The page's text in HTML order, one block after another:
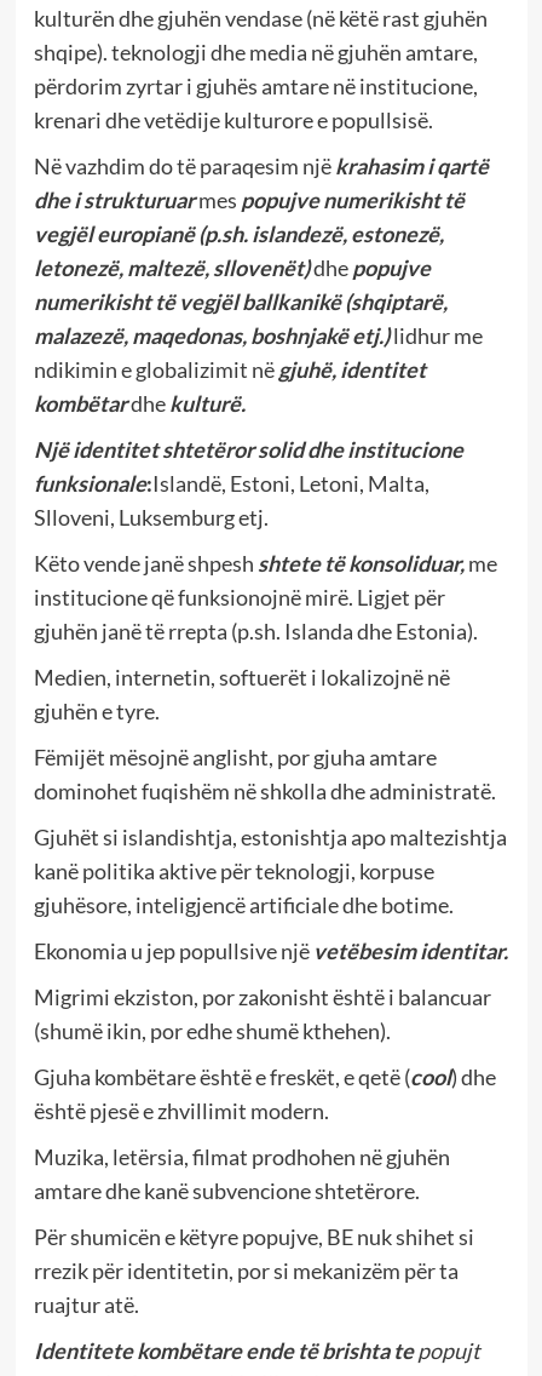
kulturën dhe gjuhën vendase (në këtë rast gjuhën
shqipe). teknologji dhe media në gjuhën amtare,
përdorim zyrtar i gjuhës amtare në institucione,
krenari dhe vetëdije kulturore e popullsisë.
Në vazhdim do të paraqesim një krahasim i qartë
dhe i strukturuar mes popujve numerikisht të
vegjël europianë (p.sh. islandezë, estonezë,
letonezë, maltezë, sllovenët)dhe popujve
numerikisht të vegjël ballkanikë (shqiptarë,
malazezë, maqedonas, boshnjakë etj.) lidhur me
ndikimin e globalizimit në gjuhë, identitet
kombëtardhekulturë.
Një identitet shtetëror solid dhe institucione
funksionale:Islandë, Estoni, Letoni, Malta,
Slloveni, Luksemburg etj.
Këto vende janë shpesh shtete të konsoliduar,me
institucione që funksionojnë mirë. Ligjet për
gjuhën janë të rrepta (p.sh. Islanda dhe Estonia).
Medien, internetin, softuerët i lokalizojnë në
gjuhën e tyre.
Fëmijët mësojnë anglisht, por gjuha amtare
dominohet fuqishëm në shkolla dhe administratë.
Gjuhët si islandishtja, estonishtja apo maltezishtja
kanë politika aktive për teknologji, korpuse
gjuhësore, inteligjencë artificiale dhe botime.
Ekonomia u jep popullsive një vetëbesim identitar.
Migrimi ekziston, por zakonisht është i balancuar
(shumë ikin, por edhe shumë kthehen).
Gjuha kombëtare është e freskët, e qetë (cool) dhe
është pjesë e zhvillimit modern.
Muzika, letërsia, filmat prodhohen në gjuhën
amtare dhe kanë subvencione shtetërore.
Për shumicën e këtyre popujve, BE nuk shihet si
rrezik për identitetin, por si mekanizëm për ta
ruajtur atë.
Identitete kombëtare ende të brishta tepopujt